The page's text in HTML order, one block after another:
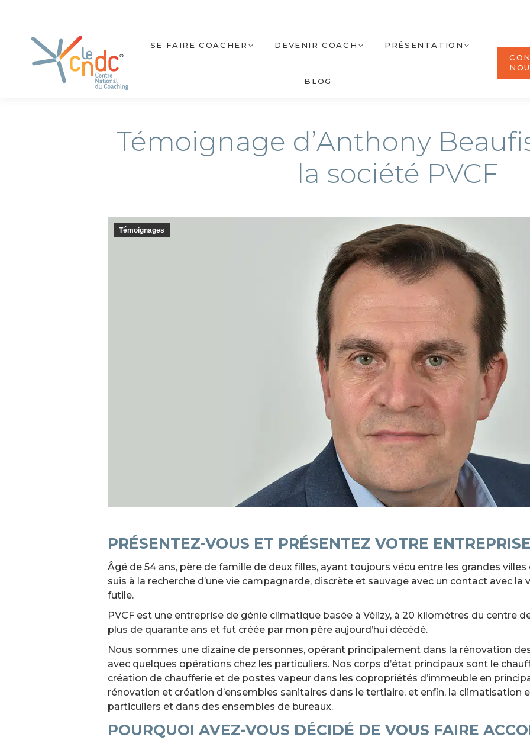
SE FAIRE COACHER DEVENIR COACH PRÉSENTATION
BLOG
Témoignage d’Anthony
la société PVCF
Témoignages
PRÉSENTEZ-VOUS ET PRÉSENTEZ VOTRE
Âgé de 54 ans, père de famille de deux filles, ayant toujours vécu entre les grandes
suis à la recherche d’une vie campagnarde, discrète et sauvage avec un contact avec la
futile.
PVCF est une entreprise de génie climatique basée à Vélizy, à 20 kilomètres du centre
plus de quarante ans et fut créée par mon père aujourd’hui décédé.
Nous sommes une dizaine de personnes, opérant principalement dans la rénovation
avec quelques opérations chez les particuliers. Nos corps d’état principaux sont le
création de chaufferie et de postes vapeur dans les copropriétés d’immeuble en
rénovation et création d’ensembles sanitaires dans le tertiaire, et enfin, la climatisation
particuliers et dans des ensembles de bureaux.
POURQUOI AVEZ-VOUS DÉCIDÉ DE VOUS FAIRE